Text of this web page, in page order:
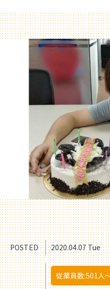
POSTED 2020.04.07 Tue
従業員数:501人